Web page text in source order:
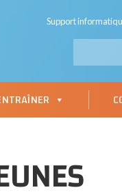
Support